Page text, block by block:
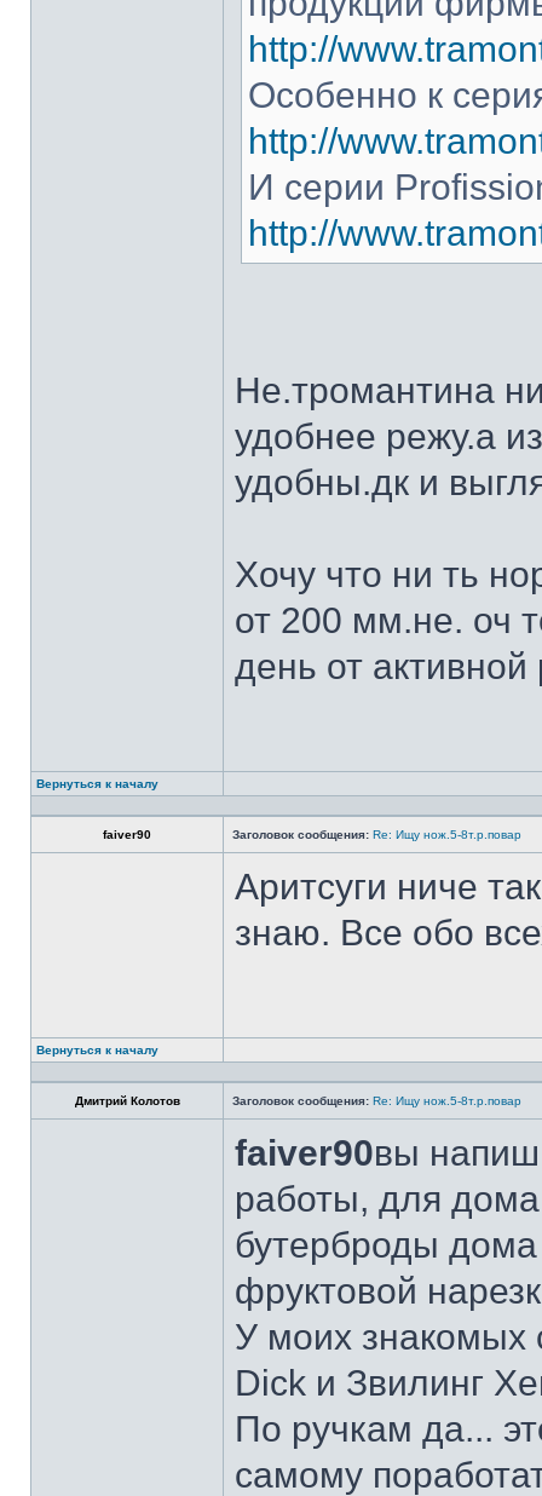
http://
Особенно к
http://
И серии
http://
Не.тромантина
удобнее режу.а
удобны.дк и
Хочу что ни ть
от 200 мм.не. оч
день от
Вернуться к началу
faiver90 Заголовок сообщения: Re: Ищу нож.5-8т.р.повар
Аритсуги ниче
знаю. Все обо
Вернуться к началу
Дмитрий Колотов Заголовок сообщения: Re: Ищу нож.5-8т.р.повар
faiver90вы
работы, для
бутерброды дома
фруктовой
У моих знакомых
Dick и Звилинг
По ручкам да...
самому